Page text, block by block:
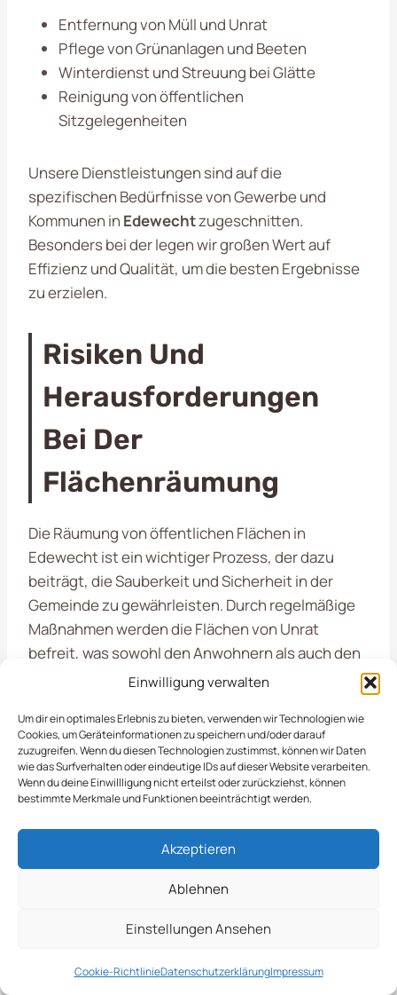
Einwilligung verwalten
Um dir ein optimales Erlebnis zu bieten, verwenden wir Technologien wie
Cookies, um Geräteinformationen zu speichern und/oder darauf
zuzugreifen. Wenn du diesen Technologien zustimmst, können wir Daten
wie das Surfverhalten oder eindeutige IDs auf dieser Website verarbeiten.
Wenn du deine Einwillligung nicht erteilst oder zurückziehst, können
bestimmte Merkmale und Funktionen beeinträchtigt werden.
Akzeptieren
Ablehnen
Einstellungen Ansehen
Cookie-RichtlinieDatenschutzerklärungImpressum
Entfernung von Müll und Unrat
Pflege von Grünanlagen und Beeten
Winterdienst und Streuung bei Glätte
Reinigung von öffentlichen
Sitzgelegenheiten
Unsere Dienstleistungen sind auf die
spezifischen Bedürfnisse von Gewerbe und
Kommunen in Edewechtzugeschnitten.
Besonders bei der legen wir großen Wert auf
Effizienz und Qualität, um die besten Ergebnisse
zu erzielen.
Risiken Und
Herausforderungen
Bei Der
Flächenräumung
Die Räumung von öffentlichen Flächen in
Edewecht ist ein wichtiger Prozess, der dazu
beiträgt, die Sauberkeit und Sicherheit in der
Gemeinde zu gewährleisten. Durch regelmäßige
Maßnahmen werden die Flächen von Unrat
befreit, was sowohl den Anwohnern als auch den
Besuchern zugutekommt.
Einhaltung Von Normen
Und Vorschriften
Die Räumung von öffentlichen Flächen in
ist ein zentraler Aspekt unserer
Dienstleistungen im Bereich der Objektpflege.
Reinigung von Plätzen, Parks und anderen
und sichere Umgebung für alle Bürger zu